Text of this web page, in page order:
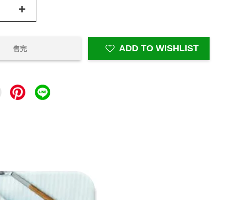
+
售完 ADD TO WISHLIST